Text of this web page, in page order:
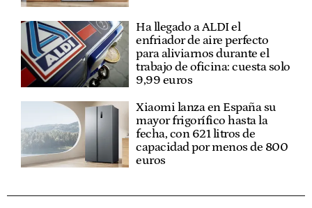
Ha llegado a ALDI el
enfriador de aire perfecto
para aliviarnos durante el
trabajo de oficina: cuesta solo
9,99 euros
Xiaomi lanza en España su
mayor frigorífico hasta la
fecha, con 621 litros de
capacidad por menos de 800
euros